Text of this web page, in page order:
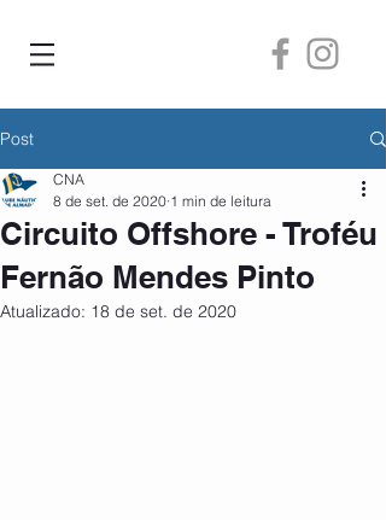
Post
Circuito Offshore - Troféu
Fernão Mendes Pinto
CNA
8 de set. de 2020 1 min de leitura
Atualizado: 18 de set. de 2020